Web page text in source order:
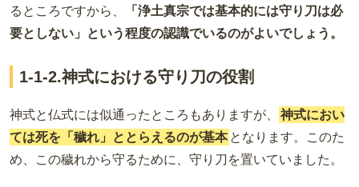
るところですから、
「浄土真宗では基本的には守り刀は必
要としない」という程度の認識でいるのがよいでしょう。
1-1-2.神式における守り刀の役割
神式と仏式には似通ったところもありますが、
神式におい
ては死を「穢れ」ととらえるのが基本 となります。このた
め、この穢れから守るために、守り刀を置いていました。